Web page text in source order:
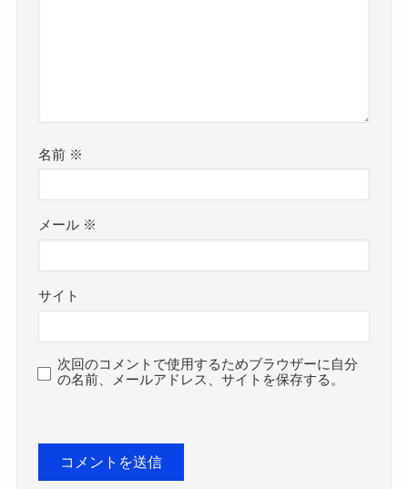
名前 ※
メール ※
サイト
次回のコメントで使用するためブラウザーに自分
の名前、メールアドレス、サイトを保存する。